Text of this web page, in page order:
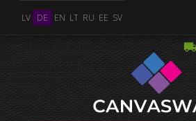
LV DE EN LT RU EE SV
Mehrere Fotos